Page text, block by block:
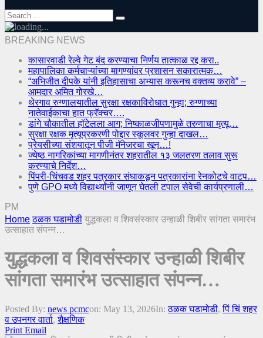
BREAKING NEWS
कासारवाडी रेल्वे गेट बंद करण्याचा निर्णय तात्काळ रद्द करा..
महापालिका कर्मचाऱ्यांच्या मागण्यांवर प्रशासन सकारात्मक…
“अभिजीत दीपके यांनी इतिहासाचा अभ्यास करूनच वक्तव्य करावे” –
आमदार अमित गोरखे…
थेरगाव रुग्णालयातील सुरक्षा रक्षकाविरोधात गुन्हा; रुग्णाच्या
नातेवाईकाचा हात फ्रॅक्चर….
डांगे चौकातील हॉटेलला आग; निष्काळजीपणामुळे तरुणाचा मृत्यू…
सुरक्षा रक्षक मृत्यूप्रकरणी पोद्दार स्कूलवर गुन्हा दाखल…
प्रेयसीच्या संशयातून पीजी मॅनेजरचा खून…!
ज्येष्ठ नागरिकांच्या मागणीनंतर शहरातील १३ जलतरण तलाव सुरू
करण्याचे निर्देश…
पिंपरी-चिंचवड शहर पत्रकार संघाकडून पत्रकारांना रेनकोटचे वाटप…
पुणे GPO मध्ये विद्यार्थ्यांनी जाणून घेतली टपाल सेवेची कार्यप्रणाली…
PM
Home ठळक घडामोडी युद्धकला व शिवसंस्कार उन्हाळी शिबीर सांगता समारंभ
उत्साहात संपन्न…
युद्धकला व शिवसंस्कार उन्हाळी शिबीर
सांगता समारंभ उत्साहात संपन्न…
Posted By: news pcmcon: May 13, 2026In:ठळक घडामोडी,पिं चिं शहर
व उपनगर वार्ता,शैक्षणिक
Print Email